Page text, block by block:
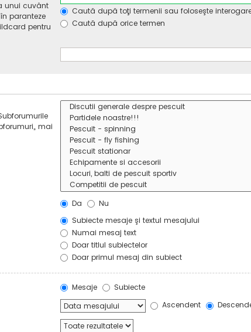
unui cuvânt
în paranteze
pentru
Caută după toţi termenii sau foloseşte
Caută după orice termen
mai
Da
Nu
Subiecte mesaje şi textul mesajului
Numai mesaj text
Doar titlul subiectelor
Doar primul mesaj din subiect
Mesaje
Subiecte
Ascendent